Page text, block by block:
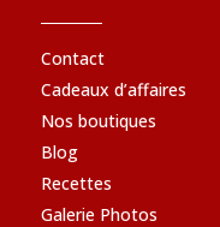
Contact
Cadeaux d’affaires
Nos boutiques
Blog
Recettes
Galerie Photos